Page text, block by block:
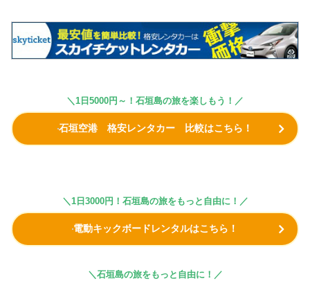
＼ 1日5000円～！石垣島の旅を楽しもう！ ／
石垣空港 格安レンタカー 比較はこちら！
＼ 1日3000円！石垣島の旅をもっと自由に！ ／
電動キックボードレンタルはこちら！
＼石垣島の旅をもっと自由に！／